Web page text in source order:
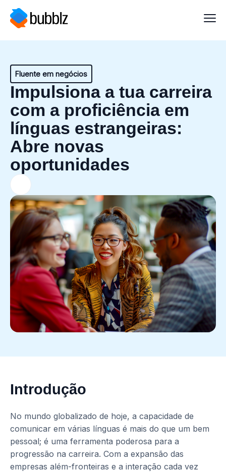
Fluente em negócios
Impulsiona a tua carreira
com a proficiência em
línguas estrangeiras:
Abre novas
oportunidades
Introdução
No mundo globalizado de hoje, a capacidade de
comunicar em várias línguas é mais do que um bem
pessoal; é uma ferramenta poderosa para a
progressão na carreira. Com a expansão das
empresas além-fronteiras e a interação cada vez